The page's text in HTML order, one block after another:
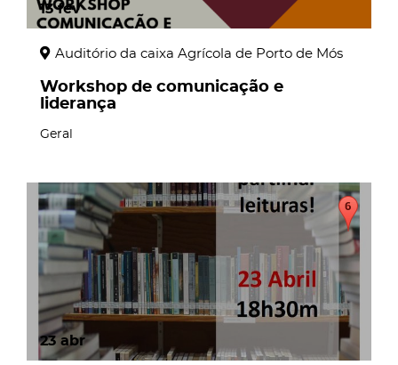
13 fev
Auditório da caixa Agrícola de Porto de Mós
Workshop de comunicação e
liderança
Geral
23 abr